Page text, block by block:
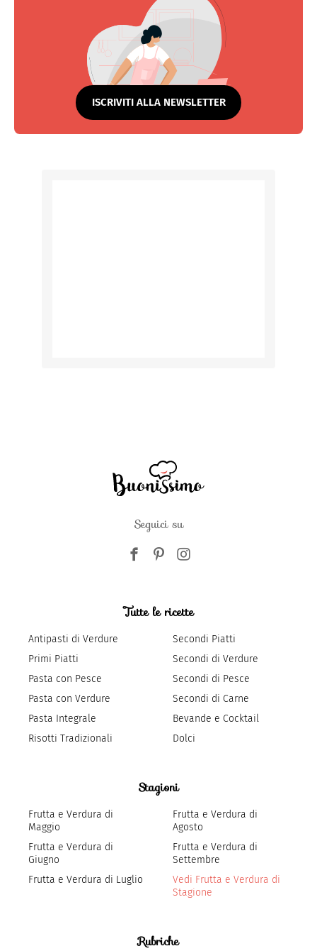
ISCRIVITI ALLA NEWSLETTER
Seguici su
Tutte le ricette
Antipasti di Verdure
Primi Piatti
Pasta con Pesce
Pasta con Verdure
Pasta Integrale
Risotti Tradizionali
Secondi Piatti
Secondi di Verdure
Secondi di Pesce
Secondi di Carne
Bevande e Cocktail
Dolci
Stagioni
Frutta e Verdura di
Maggio
Frutta e Verdura di
Giugno
Frutta e Verdura di Luglio
Frutta e Verdura di
Agosto
Frutta e Verdura di
Settembre
Vedi Frutta e Verdura di
Stagione
Rubriche